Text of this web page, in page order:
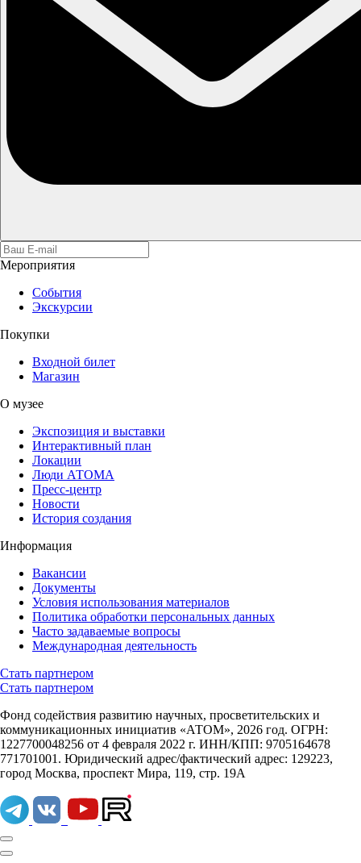
Мероприятия
События
Экскурсии
Покупки
Входной билет
Магазин
О музее
Экспозиция и выставки
Интерактивный план
Локации
Люди АТОМА
Пресс-центр
Новости
История создания
Информация
Вакансии
Документы
Условия использования материалов
Политика обработки персональных данных
Часто задаваемые вопросы
Международная деятельность
Стать партнером
Стать партнером
Фонд содействия развитию научных, просветительских и
коммуникационных инициатив «АТОМ», 2026 год. ОГРН:
1227700048256 от 4 февраля 2022 г. ИНН/КПП: 9705164678
771701001. Юридический адрес/фактический адрес: 129223,
город Москва, проспект Мира, 119, стр. 19А